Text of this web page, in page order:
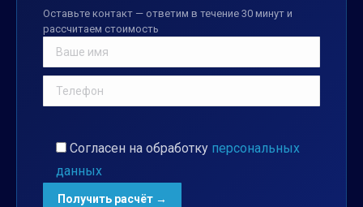
Оставьте контакт — ответим в течение 30 минут и
рассчитаем стоимость
Согласен на обработку персональных
данных